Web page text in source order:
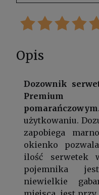
Opis
Dozownik
Premium
pomarańczowym
użytkowaniu.
zapobiega
okienko
ilość serwetek
pojemnika
niewielkie